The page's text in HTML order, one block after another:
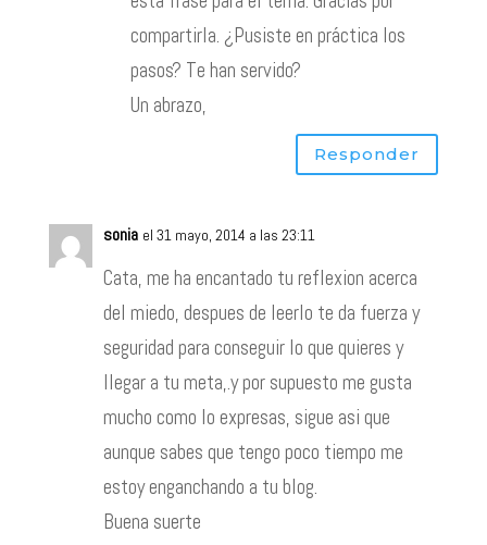
compartirla. ¿Pusiste en práctica los
pasos? Te han servido?
Un abrazo,
Responder
sonia el 31 mayo, 2014 a las 23:11
Cata, me ha encantado tu reflexion acerca
del miedo, despues de leerlo te da fuerza y
seguridad para conseguir lo que quieres y
llegar a tu meta,.y por supuesto me gusta
mucho como lo expresas, sigue asi que
aunque sabes que tengo poco tiempo me
estoy enganchando a tu blog.
Buena suerte